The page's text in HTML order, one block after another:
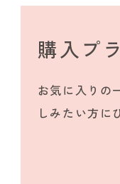
購入プ
お気に入りの
しみたい方に